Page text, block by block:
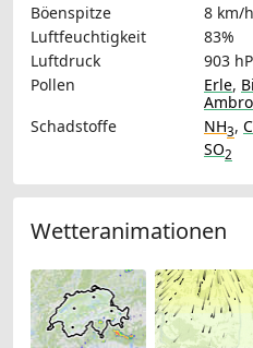
Böenspitze
8 km/h
Luftfeuchtigkeit
83%
Luftdruck
903
Pollen
Erle,
Schadstoffe
NH3,
SO2
Wetteranimationen